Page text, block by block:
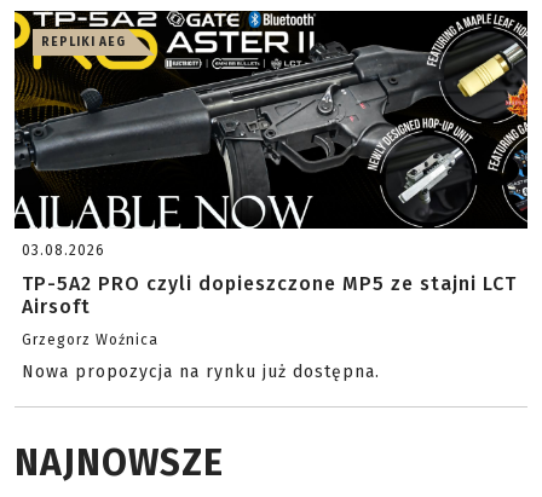
REPLIKI AEG
03.08.2026
TP-5A2 PRO czyli dopieszczone MP5 ze stajni LCT
Airsoft
Grzegorz Woźnica
Nowa propozycja na rynku już dostępna.
NAJNOWSZE